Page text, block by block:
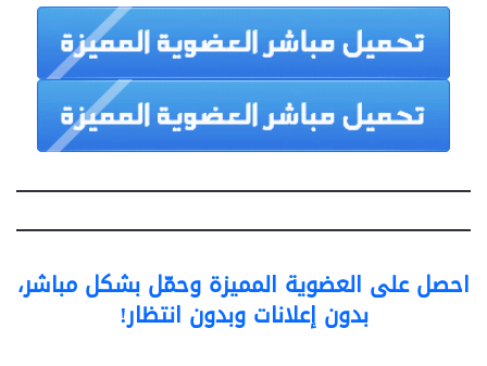
احصل على العضوية المميزة وحمّل بشكل مباشر،
بدون إعلانات وبدون انتظار!